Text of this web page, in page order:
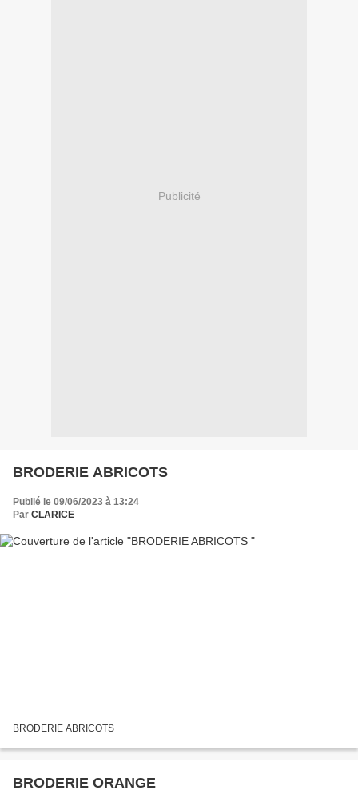
Publicité
BRODERIE ABRICOTS
Publié le 09/06/2023 à 13:24
Par CLARICE
BRODERIE ABRICOTS
BRODERIE ORANGE